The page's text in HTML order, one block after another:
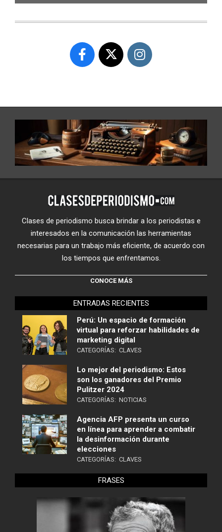
Clases de periodismo busca brindar a los periodistas e
interesados en la comunicación las herramientas
necesarias para un trabajo más eficiente, de acuerdo con
los tiempos que enfrentamos.
CONOCE MÁS
ENTRADAS RECIENTES
Perú: Un espacio de formación
virtual para reforzar habilidades de
marketing digital
CATEGORÍAS: CLAVES
Lo mejor del periodismo: Estos
son los ganadores del Premio
Pulitzer 2024
CATEGORÍAS: NOTICIAS
Agencia AFP presenta un curso
en línea para aprender a combatir
la desinformación durante
elecciones
CATEGORÍAS: CLAVES
FRASES